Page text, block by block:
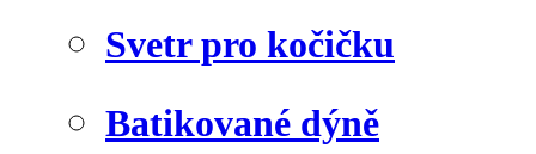
Svetr pro kočičku
Batikované dýně